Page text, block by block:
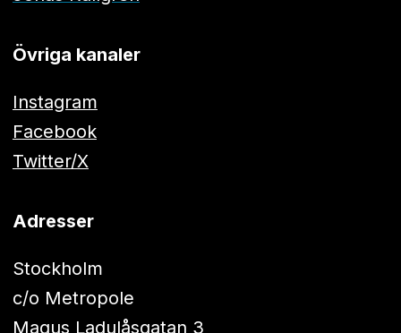
Övriga kanaler
Instagram
Facebook
Twitter/X
Adresser
Stockholm
c/o Metropole
Magus Ladulåsgatan 3